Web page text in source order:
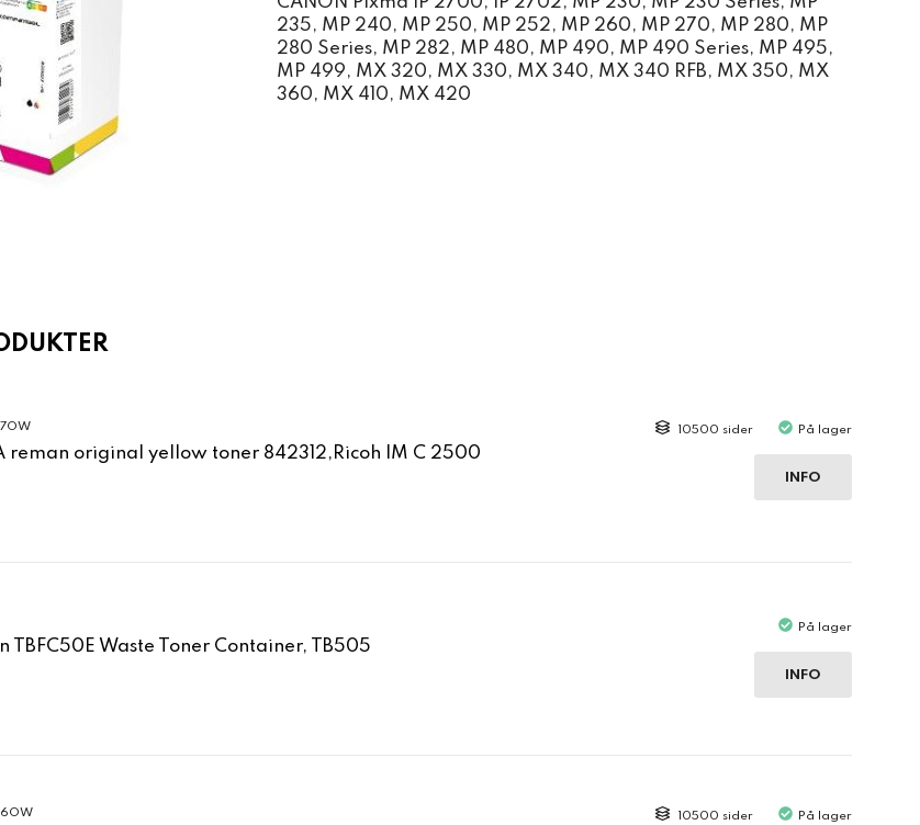
235, MP 240, MP 250, MP 252, MP 260, MP 270, MP 280, MP
280 Series, MP 282, MP 480, MP 490, MP 490 Series, MP 495,
MP 499, MX 320, MX 330, MX 340, MX 340 RFB, MX 350, MX
360, MX 410, MX 420
reman original yellow toner 842312,Ricoh IM C 2500
10500 sider På lager
INFO
TBFC50E Waste Toner Container, TB505
På lager
INFO
10500 sider På lager